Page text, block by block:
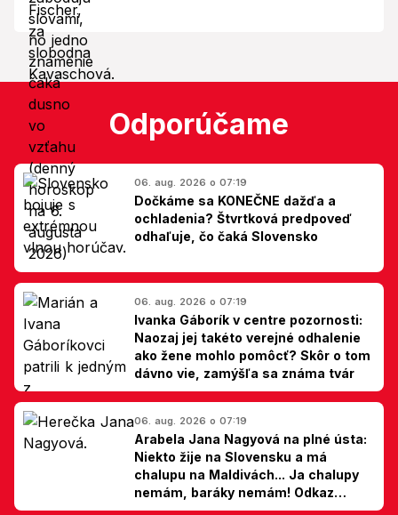
Odporúčame
06. aug. 2026 o 07:19
Dočkáme sa KONEČNE dažďa a
ochladenia? Štvrtková predpoveď
odhaľuje, čo čaká Slovensko
06. aug. 2026 o 07:19
Ivanka Gáborík v centre pozornosti:
Naozaj jej takéto verejné odhalenie
ako žene mohlo pomôcť? Skôr o tom
dávno vie, zamýšľa sa známa tvár
06. aug. 2026 o 07:19
Arabela Jana Nagyová na plné ústa:
Niekto žije na Slovensku a má
chalupu na Maldivách... Ja chalupy
nemám, baráky nemám! Odkaz
Slovákom